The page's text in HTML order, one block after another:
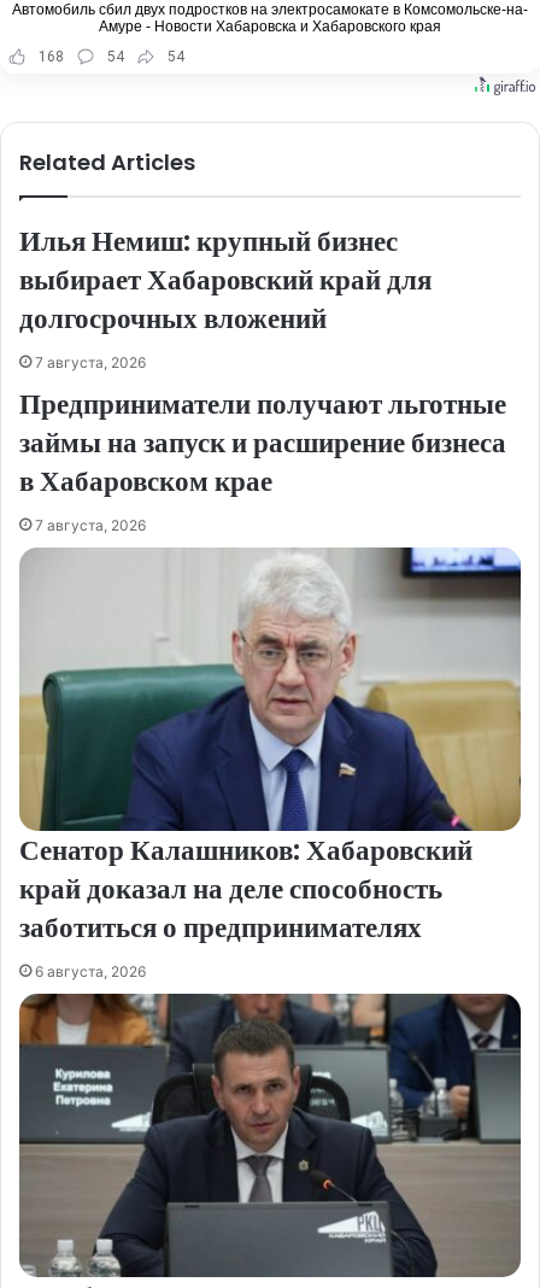
Автомобиль сбил двух подростков на электросамокате в Комсомольске-на-
Амуре - Новости Хабаровска и Хабаровского края
168
54 54
Related Articles
Илья Немиш: крупный бизнес
выбирает Хабаровский край для
долгосрочных вложений
7 августа, 2026
Предприниматели получают льготные
займы на запуск и расширение бизнеса
в Хабаровском крае
7 августа, 2026
Сенатор Калашников: Хабаровский
край доказал на деле способность
заботиться о предпринимателях
6 августа, 2026